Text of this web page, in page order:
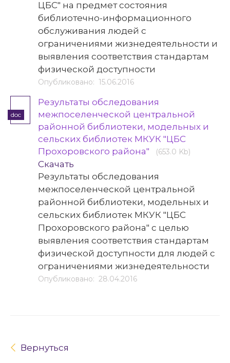
ЦБС" на предмет состояния
библиотечно-информационного
обслуживания людей с
ограничениями жизнедеятельности и
выявления соответствия стандартам
физической доступности
Опубликовано: 15.06.2016
doc
Результаты обследования
межпоселенческой центральной
районной библиотеки, модельных и
сельских библиотек МКУК "ЦБС
Прохоровского района"
(653.0 Kb)
Скачать
Результаты обследования
межпоселенческой центральной
районной библиотеки, модельных и
сельских библиотек МКУК "ЦБС
Прохоровского района" с целью
выявления соответствия стандартам
физической доступности для людей с
ограничениями жизнедеятельности
Опубликовано: 28.04.2016
Вернуться